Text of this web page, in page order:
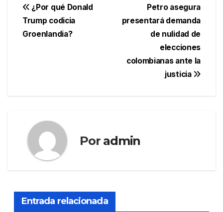
Navegación
de
Petro asegura
presentará demanda
de nulidad de
elecciones
colombianas ante la
justicia
¿Por qué Donald
Trump codicia
Groenlandia?
Por admin
Entrada relacionada